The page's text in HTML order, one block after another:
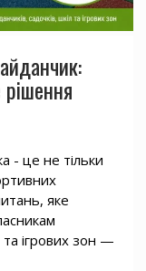
рішення
- це не тільки
яке
та ігрових зон —